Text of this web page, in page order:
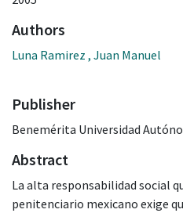
Authors
Luna Ramirez , Juan Manuel
Publisher
Benemérita Universidad
Abstract
La alta responsabilidad social
penitenciario mexicano exige